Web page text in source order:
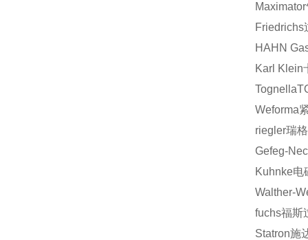
Maximator
Friedrichs
HAHN
Karl Klein
Tognella
Weforma
riegler瑞
Gefeg-
Kuhnke电
Walther-
fuchs福斯
Statron施